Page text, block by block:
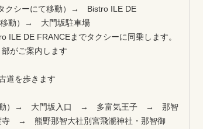
クシーにて移動）→ Bistro ILE DE
移動）→ 大門坂駐車場
DE FRANCEまでタクシーに同乗します。
がご案内します
道を歩きます
移動）→ 大門坂入口 → 多富気王子 → 那智
→ 熊野那智大社別宮飛瀧神社・那智御